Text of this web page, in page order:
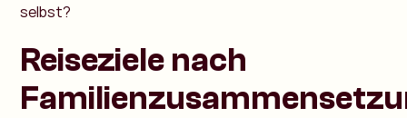
selbst?
Reiseziele nach